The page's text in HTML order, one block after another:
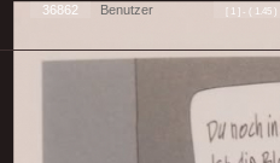
36862
Benutzer [ 1 ] - ( 1.45 )